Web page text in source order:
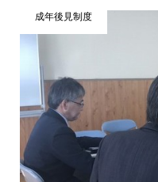
成年後見制度